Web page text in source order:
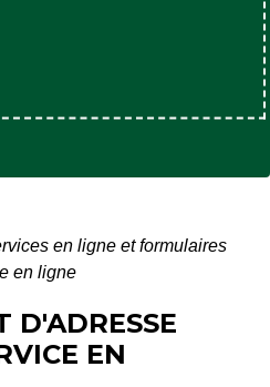
en ligne et formulaires
en ligne
D'ADRESSE
EN